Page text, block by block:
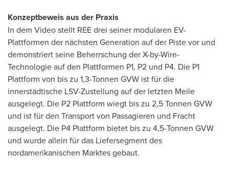
Konzeptbeweis aus der Praxis
In dem Video stellt REE drei seiner modularen EV-
Plattformen der nächsten Generation auf der Piste vor und
demonstriert seine Beherrschung der X-by-Wire-
Technologie auf den Plattformen P1, P2 und P4. Die P1
Plattform von bis zu 1,3-Tonnen GVW ist für die
innerstädtische LSV-Zustellung auf der letzten Meile
ausgelegt. Die P2 Plattform wiegt bis zu 2,5 Tonnen GVW
und ist für den Transport von Passagieren und Fracht
ausgelegt. Die P4 Plattform bietet bis zu 4,5-Tonnen GVW
und wurde allein für das Liefersegment des
nordamerikanischen Marktes gebaut.